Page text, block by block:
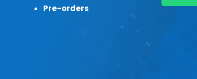
Pre-orders